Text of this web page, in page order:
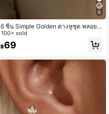
6
6 ชิ้น Simple Golden ต่างหูชุด พลอยเ
ทียม Inlay เหมาะสำหรับผู้หญิงสวมใส่ทุ
กวัน, วันหยุดและวันที่ของขวัญ
100+ sold
฿69